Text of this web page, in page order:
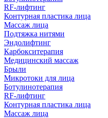
RF-лифтинг
Контурная пластика лица
Массаж лица
Подтяжка нитями
Эндолифтинг
Карбокситерапия
Медицинский массаж
Брыли
Микротоки для лица
Ботулинотерапия
RF-лифтинг
Контурная пластика лица
Массаж лица